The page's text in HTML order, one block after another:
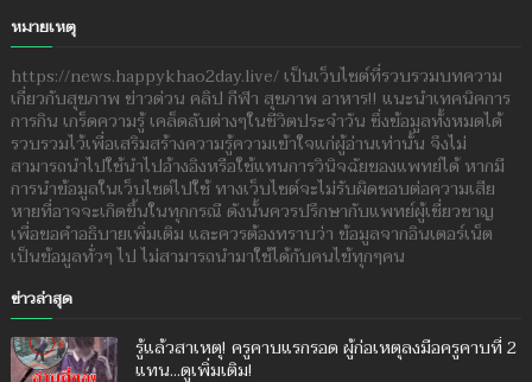
หมายเหตุ
https://news.happykhao2day.live/ เป็นเว็บไซต์ที่รวบรวมบทความ
เกี่ยวกับสุขภาพ ข่าวด่วน คลิป กีฬา สุขภาพ อาหาร!! แนะนำเทคนิคการ
การกิน เกร็ดความรู้ เคล็ดลับต่างๆในชีวิตประจำวัน ซึ่งข้อมูลทั้งหมดได้
รวบรวมไว้เพื่อเสริมสร้างความรู้ความเข้าใจแก่ผู้อ่านเท่านั้น จึงไม่
สามารถนำไปใช้นำไปอ้างอิงหรือใช้แทนการวินิจฉัยของแพทย์ได้ หากมี
การนำข้อมูลในเว็บไซต์ไปใช้ ทางเว็บไซต์จะไม่รับผิดชอบต่อความเสีย
หายที่อาจจะเกิดขึ้นในทุกกรณี ดังนั้นควรปรึกษากับแพทย์ผู้เชี่ยวชาญ
เพื่อขอคำอธิบายเพิ่มเติม และควรต้องทราบว่า ข้อมูลจากอินเตอร์เน็ต
เป็นข้อมูลทั่วๆ ไป ไม่สามารถนำมาใช้ได้กับคนไข้ทุกๆคน
ข่าวล่าสุด
รู้แล้วสาเหตุ! ครูคาบแรกรอด ผู้ก่อเหตุลงมือครูคาบที่ 2
แทน...ดูเพิ่มเติม!